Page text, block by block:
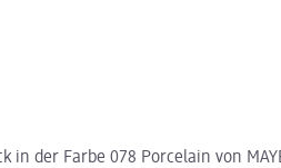
Farbe 078 Porcelain von